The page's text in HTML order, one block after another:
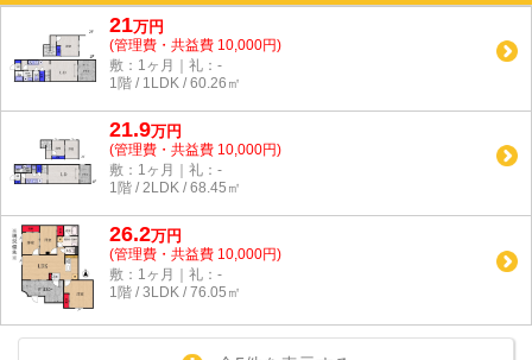
21万円
(管理費・共益費 10,000円)
敷：1ヶ月｜礼：-
1階 / 1LDK / 60.26㎡
21.9万円
(管理費・共益費 10,000円)
敷：1ヶ月｜礼：-
1階 / 2LDK / 68.45㎡
26.2万円
(管理費・共益費 10,000円)
敷：1ヶ月｜礼：-
1階 / 3LDK / 76.05㎡